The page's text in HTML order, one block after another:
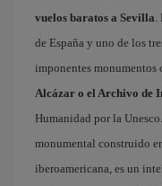
vuelos baratos a Sevilla.
de España y uno de los
imponentes monumentos
Alcázar o el Archivo de
Humanidad por la
monumental construido
iberoamericana, es un